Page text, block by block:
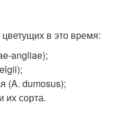
в это время:
angliae);
(A. dumosus);
их сорта.